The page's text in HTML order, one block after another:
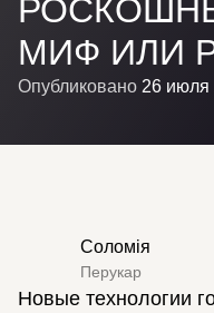
МИФ ИЛИ
Опубликовано 26 июля
Соломія
Перукар
Новые технологии